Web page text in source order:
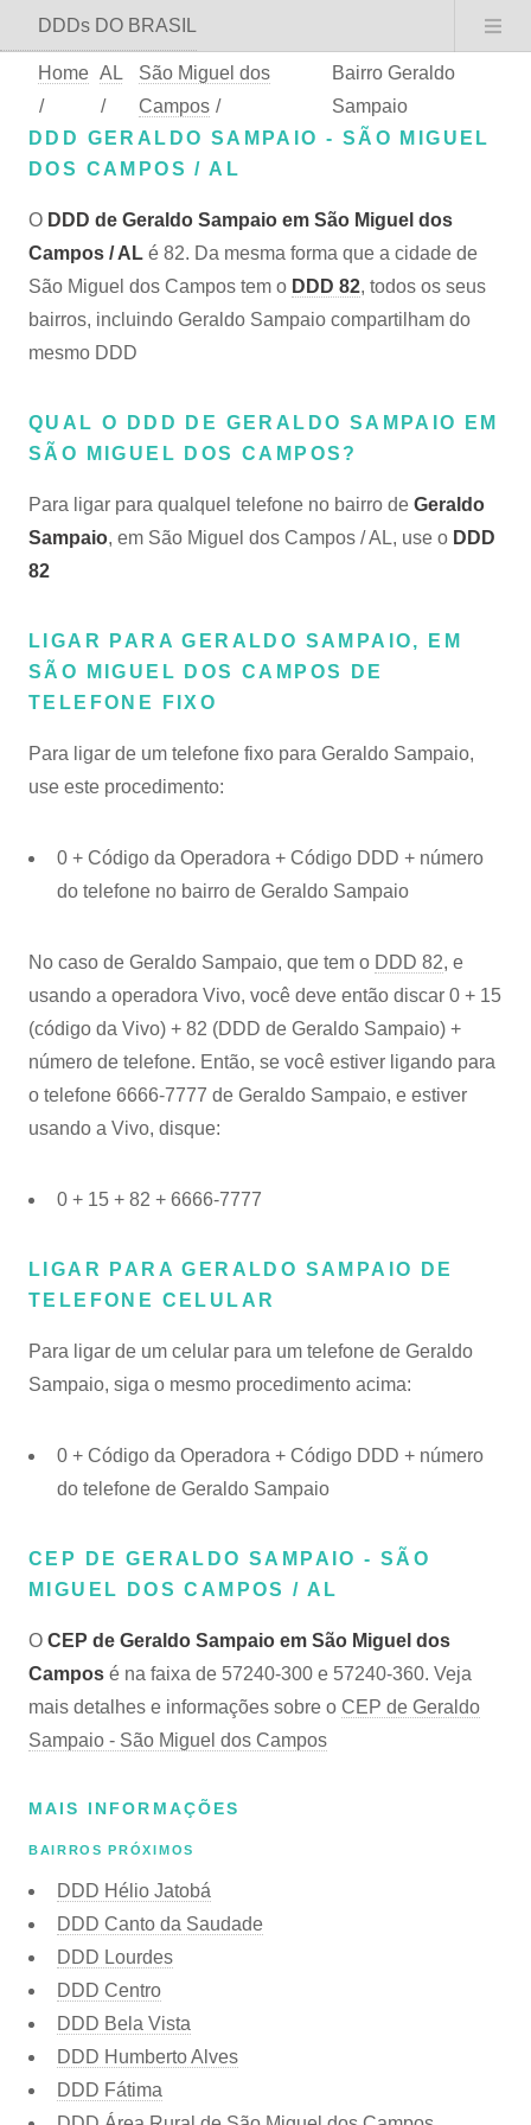
DDDs DO BRASIL
Home
/
AL
/
São Miguel dos
Campos /
Bairro Geraldo
Sampaio
DDD GERALDO SAMPAIO - SÃO MIGUEL
DOS CAMPOS / AL
O DDD de Geraldo Sampaio em São Miguel dos
Campos / AL é 82. Da mesma forma que a cidade de
São Miguel dos Campos tem o DDD 82, todos os seus
bairros, incluindo Geraldo Sampaio compartilham do
mesmo DDD
QUAL O DDD DE GERALDO SAMPAIO EM
SÃO MIGUEL DOS CAMPOS?
Para ligar para qualquel telefone no bairro de Geraldo
Sampaio, em São Miguel dos Campos / AL, use o DDD
82
LIGAR PARA GERALDO SAMPAIO, EM
SÃO MIGUEL DOS CAMPOS DE
TELEFONE FIXO
Para ligar de um telefone fixo para Geraldo Sampaio,
use este procedimento:
0 + Código da Operadora + Código DDD + número
do telefone no bairro de Geraldo Sampaio
No caso de Geraldo Sampaio, que tem o DDD 82, e
usando a operadora Vivo, você deve então discar 0 + 15
(código da Vivo) + 82 (DDD de Geraldo Sampaio) +
número de telefone. Então, se você estiver ligando para
o telefone 6666-7777 de Geraldo Sampaio, e estiver
usando a Vivo, disque:
0 + 15 + 82 + 6666-7777
LIGAR PARA GERALDO SAMPAIO DE
TELEFONE CELULAR
Para ligar de um celular para um telefone de Geraldo
Sampaio, siga o mesmo procedimento acima:
0 + Código da Operadora + Código DDD + número
do telefone de Geraldo Sampaio
CEP DE GERALDO SAMPAIO - SÃO
MIGUEL DOS CAMPOS / AL
O CEP de Geraldo Sampaio em São Miguel dos
Campos é na faixa de 57240-300 e 57240-360. Veja
mais detalhes e informações sobre o CEP de Geraldo
Sampaio - São Miguel dos Campos
MAIS INFORMAÇÕES
BAIRROS PRÓXIMOS
DDD Hélio Jatobá
DDD Canto da Saudade
DDD Lourdes
DDD Centro
DDD Bela Vista
DDD Humberto Alves
DDD Fátima